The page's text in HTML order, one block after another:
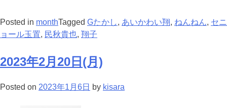
Posted in monthTagged Gたかし, あいかわい翔, ねんねん, セニ
ョール玉置, 民秋貴也, 翔子
2023年2月20日(月)
Posted on 2023年1月6日 by kisara